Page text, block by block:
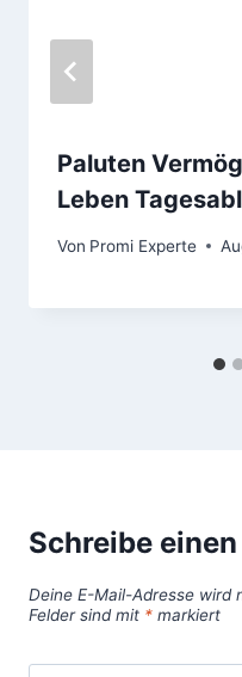
Paluten
Leben
Von Promi Experte
Schreibe
Deine E-Mail-Adresse wird
Felder sind mit * markiert